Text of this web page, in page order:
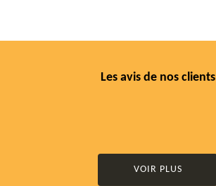
Les avis de nos clients
VOIR PLUS